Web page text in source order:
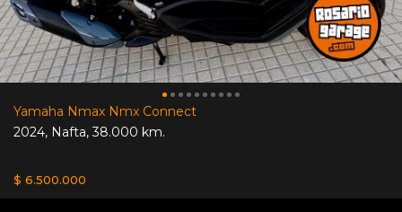
Yamaha Nmax Nmx Connect
2024, Nafta,38.000 km.
$ 6.500.000